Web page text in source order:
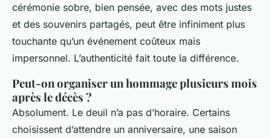
cérémonie sobre, bien pensée, avec des mots justes
et des souvenirs partagés, peut être infiniment plus
touchante qu’un événement coûteux mais
impersonnel. L’authenticité fait toute la différence.
Peut-on organiser un hommage plusieurs mois
après le décès ?
Absolument. Le deuil n’a pas d’horaire. Certains
choisissent d’attendre un anniversaire, une saison